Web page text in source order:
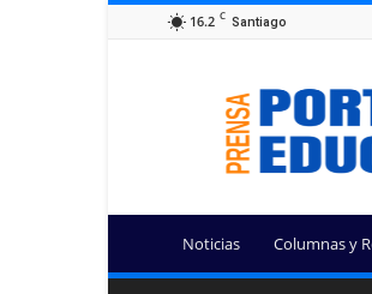
16.2 C Santiago
Portal
Educa
Noticias Columnas y